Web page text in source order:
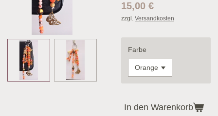
15,00 €
zzgl. Versandkosten
Farbe
In den Warenkorb